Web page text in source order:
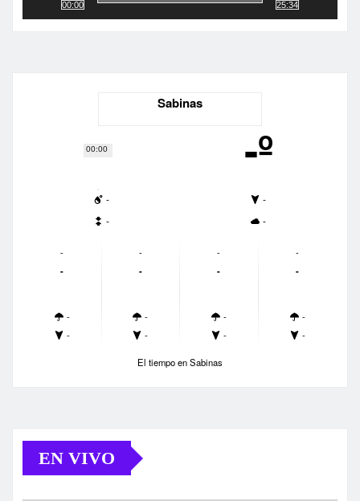
00:00
00:00
25:34
Sabinas
-º
-
-
-
-
-
-
-
-
-
-
-
-
-
-
-
-
-
-
-
-
El tiempo en Sabinas
EN VIVO